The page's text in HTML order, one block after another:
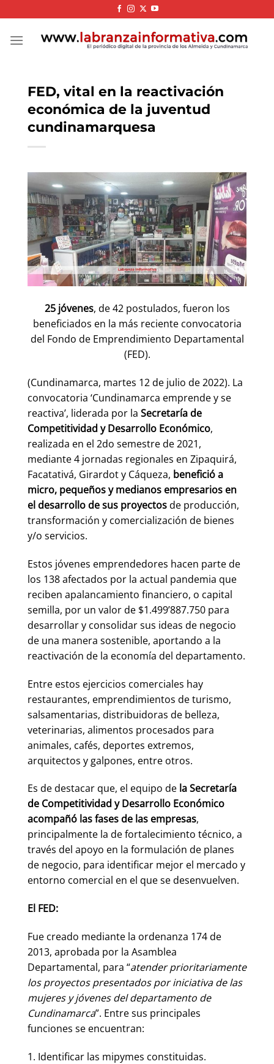
to
content
FED, vital en la reactivación
económica de la juventud
cundinamarquesa
25 jóvenes, de 42 postulados, fueron los
beneficiados en la más reciente convocatoria
del Fondo de Emprendimiento Departamental
(FED).
(Cundinamarca, martes 12 de julio de 2022). La
convocatoria ‘Cundinamarca emprende y se
reactiva’, liderada por la Secretaría de
Competitividad y Desarrollo Económico,
realizada en el 2do semestre de 2021,
mediante 4 jornadas regionales en Zipaquirá,
Facatativá, Girardot y Cáqueza, benefició a
micro, pequeños y medianos empresarios en
el desarrollo de sus proyectosde producción,
transformación y comercialización de bienes
y/o servicios.
Estos jóvenes emprendedores hacen parte de
los 138 afectados por la actual pandemia que
reciben apalancamiento financiero, o capital
semilla, por un valor de $1.499’887.750 para
desarrollar y consolidar sus ideas de negocio
de una manera sostenible, aportando a la
reactivación de la economía del departamento.
Entre estos ejercicios comerciales hay
restaurantes, emprendimientos de turismo,
salsamentarias, distribuidoras de belleza,
veterinarias, alimentos procesados para
animales, cafés, deportes extremos,
arquitectos y galpones, entre otros.
Es de destacar que, el equipo de la Secretaría
de Competitividad y Desarrollo Económico
acompañó las fases de las empresas,
principalmente la de fortalecimiento técnico, a
través del apoyo en la formulación de planes
de negocio, para identificar mejor el mercado y
entorno comercial en el que se desenvuelven.
El FED:
Fue creado mediante la ordenanza 174 de
2013, aprobada por la Asamblea
Departamental, para “atender prioritariamente
los proyectos presentados por iniciativa de las
mujeres y jóvenes del departamento de
Cundinamarca”. Entre sus principales
funciones se encuentran:
1. Identificar las mipymes constituidas.